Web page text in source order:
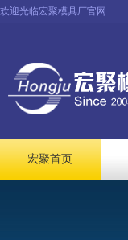
欢迎光临宏聚模具厂官网
宏聚首页